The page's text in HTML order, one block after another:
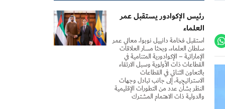
رئيس الإكوادور يستقبل عمر
العلماء
استقبل فخامة دانييل نوبوا، معالي عمر
سلطان العلماء، وبحثا مسار العلاقات
الإماراتية – الإكوادورية المتنامية في
القطاعات ذات الأولوية وسبل الارتقاء
بالتعاون الثنائي في القطاعات
الاستراتيجية، إلى جانب تبادل وجهات
النظر بشأن عدد من التطورات الإقليمية
والدولية ذات الاهتمام المشترك